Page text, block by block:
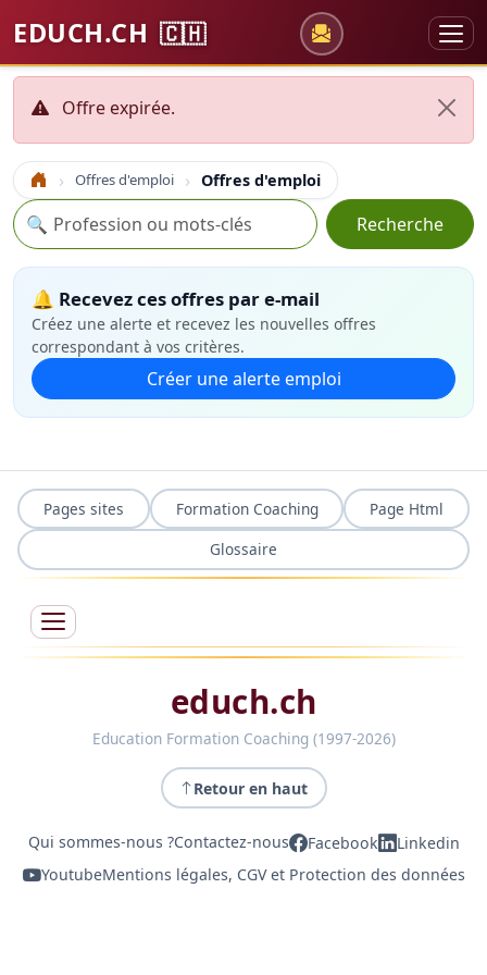
EDUCH.CH 🇨🇭
Offre expirée.
Accueil Offres d'emploi Offres d'emploi
Recherche
🔍 Recherche
🔔 Recevez ces offres par e-mail
Créez une alerte et recevez les nouvelles offres
correspondant à vos critères.
Créer une alerte emploi
Pages sites Formation Coaching
Page Html
Glossaire
educh.ch
Education Formation Coaching (1997-2026)
Retour en haut
Qui sommes-nous ?Contactez-nous Facebook
Linkedin
YoutubeMentions légales, CGV et Protection des données